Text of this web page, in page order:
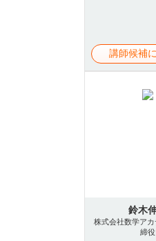
講師候補
鈴木
株式会社数学ア
締役